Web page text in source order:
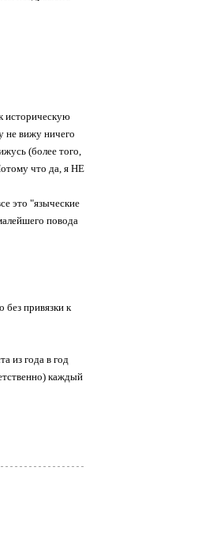
историческую
не вижу ничего
(более того,
что да, я НЕ
это "языческие
повода
без привязки к
из года в год
каждый